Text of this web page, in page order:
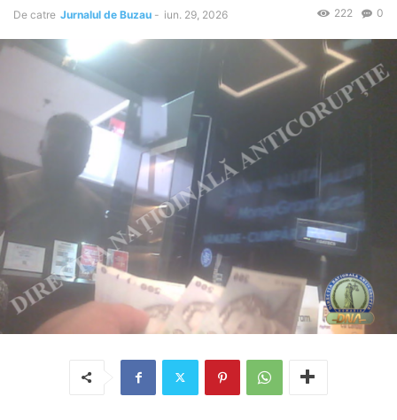
De catre Jurnalul de Buzau - iun. 29, 2026 0
222